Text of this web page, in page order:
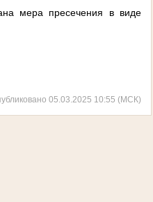
мера пресечения в виде
05.03.2025 10:55 (МСК)